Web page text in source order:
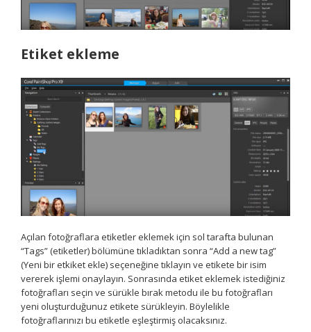
Etiket ekleme
Açılan fotoğraflara etiketler eklemek için sol tarafta bulunan
“Tags” (etiketler) bölümüne tıkladıktan sonra “Add a new tag”
(Yeni bir etkiket ekle) seçeneğine tıklayın ve etikete bir isim
vererek işlemi onaylayın. Sonrasında etiket eklemek istediğiniz
fotoğrafları seçin ve sürükle bırak metodu ile bu fotoğrafları
yeni oluşturduğunuz etikete sürükleyin. Böylelikle
fotoğraflarınızı bu etiketle eşleştirmiş olacaksınız.